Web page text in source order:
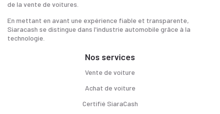
de la vente de voitures.
En mettant en avant une expérience fiable et transparente,
Siaracash se distingue dans l'industrie automobile grâce à la
technologie.
Nos services
Vente de voiture
Achat de voiture
Certifié SiaraCash